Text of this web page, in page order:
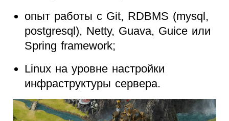
опыт работы с Git, RDBMS (mysql,
postgresql), Netty, Guava, Guice или
Spring framework;
Linux на уровне настройки
инфраструктуры сервера.